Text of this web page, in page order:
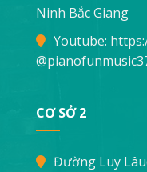
Ninh Bắc Giang
Youtube:
CƠ SỞ 2
Đường Luy